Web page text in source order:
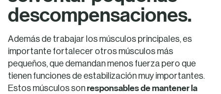
descompensaciones.
Además de trabajar los músculos principales, es
importante fortalecer otros músculos más
pequeños, que demandan menos fuerza pero que
tienen funciones de estabilización muy importantes.
Estos músculos sonresponsables de mantener la